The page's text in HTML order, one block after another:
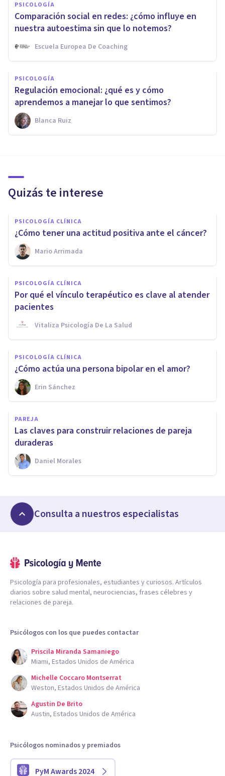
PSICOLOGÍA
Comparación social en redes: ¿cómo influye en
nuestra autoestima sin que lo notemos?
Escuela Europea De Coaching
PSICOLOGÍA
Regulación emocional: ¿qué es y cómo
aprendemos a manejar lo que sentimos?
Blanca Ruiz
Quizás te interese
PSICOLOGÍA CLÍNICA
¿Cómo tener una actitud positiva ante el cáncer?
Mario Arrimada
PSICOLOGÍA CLÍNICA
Por qué el vínculo terapéutico es clave al atender
pacientes
Vitaliza Psicología De La Salud
PSICOLOGÍA CLÍNICA
¿Cómo actúa una persona bipolar en el amor?
Erin Sánchez
PAREJA
Las claves para construir relaciones de pareja
duraderas
Daniel Morales
Consulta a nuestros especialistas
Psicología para profesionales, estudiantes y curiosos. Artículos
diarios sobre salud mental, neurociencias, frases célebres y
relaciones de pareja.
Psicólogos con los que puedes contactar
Priscila Miranda Samaniego
Miami, Estados Unidos de América
Michelle Coccaro Montserrat
Weston, Estados Unidos de América
Agustin De Brito
Austin, Estados Unidos de América
Psicólogos nominados y premiados
PyM Awards 2024